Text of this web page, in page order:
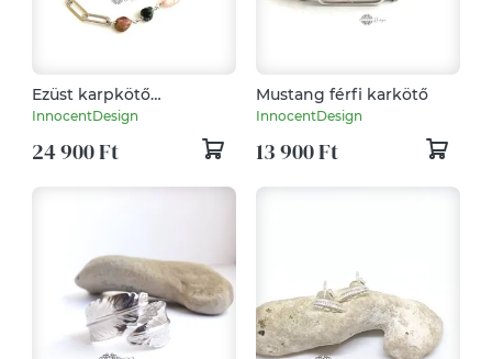
Ezüst karpkötő
turmalinnal
InnocentDesign
24 900 Ft
Mustang férfi karkötő
InnocentDesign
13 900 Ft